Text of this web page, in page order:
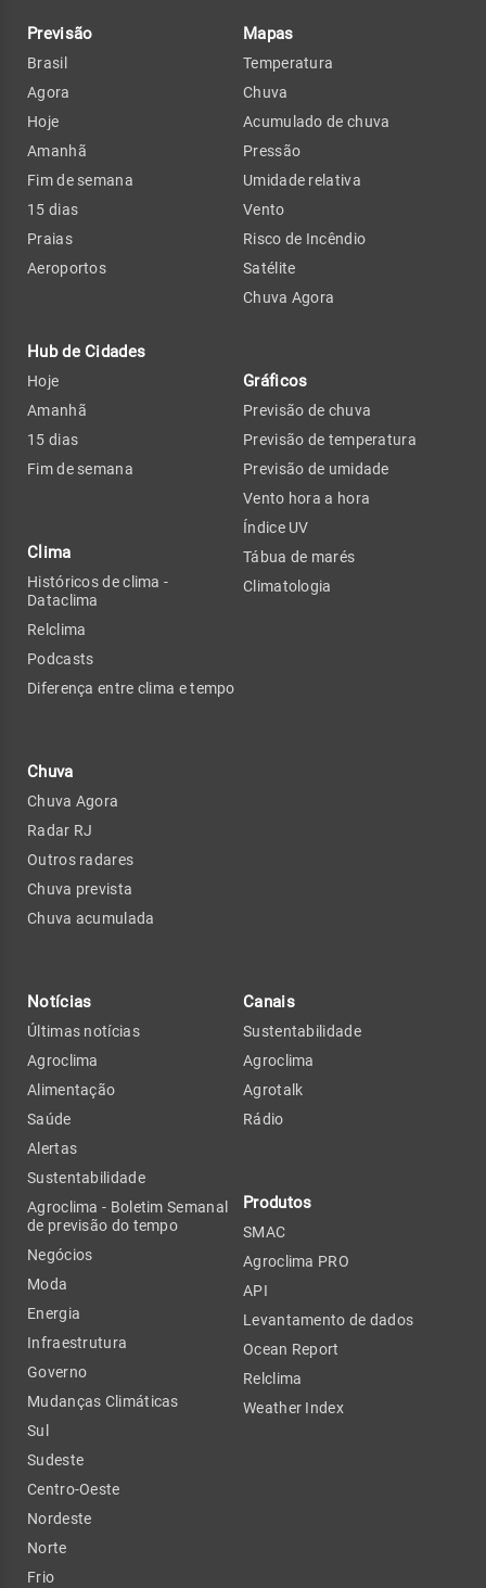
Previsão
Brasil
Agora
Hoje
Amanhã
Fim de semana
15 dias
Praias
Aeroportos
Hub de Cidades
Hoje
Amanhã
15 dias
Fim de semana
Clima
Históricos de clima -
Dataclima
Relclima
Podcasts
Diferença entre clima e tempo
Chuva
Chuva Agora
Radar RJ
Outros radares
Chuva prevista
Chuva acumulada
Mapas
Temperatura
Chuva
Acumulado de chuva
Pressão
Umidade relativa
Vento
Risco de Incêndio
Satélite
Chuva Agora
Gráficos
Previsão de chuva
Previsão de temperatura
Previsão de umidade
Vento hora a hora
Índice UV
Tábua de marés
Climatologia
Notícias
Últimas notícias
Agroclima
Alimentação
Saúde
Alertas
Sustentabilidade
Agroclima - Boletim Semanal
de previsão do tempo
Negócios
Moda
Energia
Infraestrutura
Governo
Mudanças Climáticas
Sul
Sudeste
Centro-Oeste
Nordeste
Norte
Frio
Canais
Sustentabilidade
Agroclima
Agrotalk
Rádio
Produtos
SMAC
Agroclima PRO
API
Levantamento de dados
Ocean Report
Relclima
Weather Index